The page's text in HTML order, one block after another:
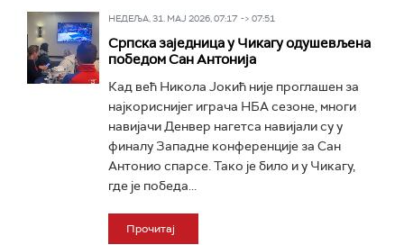
НЕДЕЉА, 31. МАЈ 2026, 07:17 -> 07:51
Српска заједница у Чикагу одушевљена
победом Сан Антонија
Кад већ Никола Јокић није проглашен за
најкориснијег играча НБА сезоне, многи
навијачи Денвер нагетса навијали су у
финалу Западне конференције за Сан
Антонио спарсе. Тако је било и у Чикагу,
где је победа...
Прочитај